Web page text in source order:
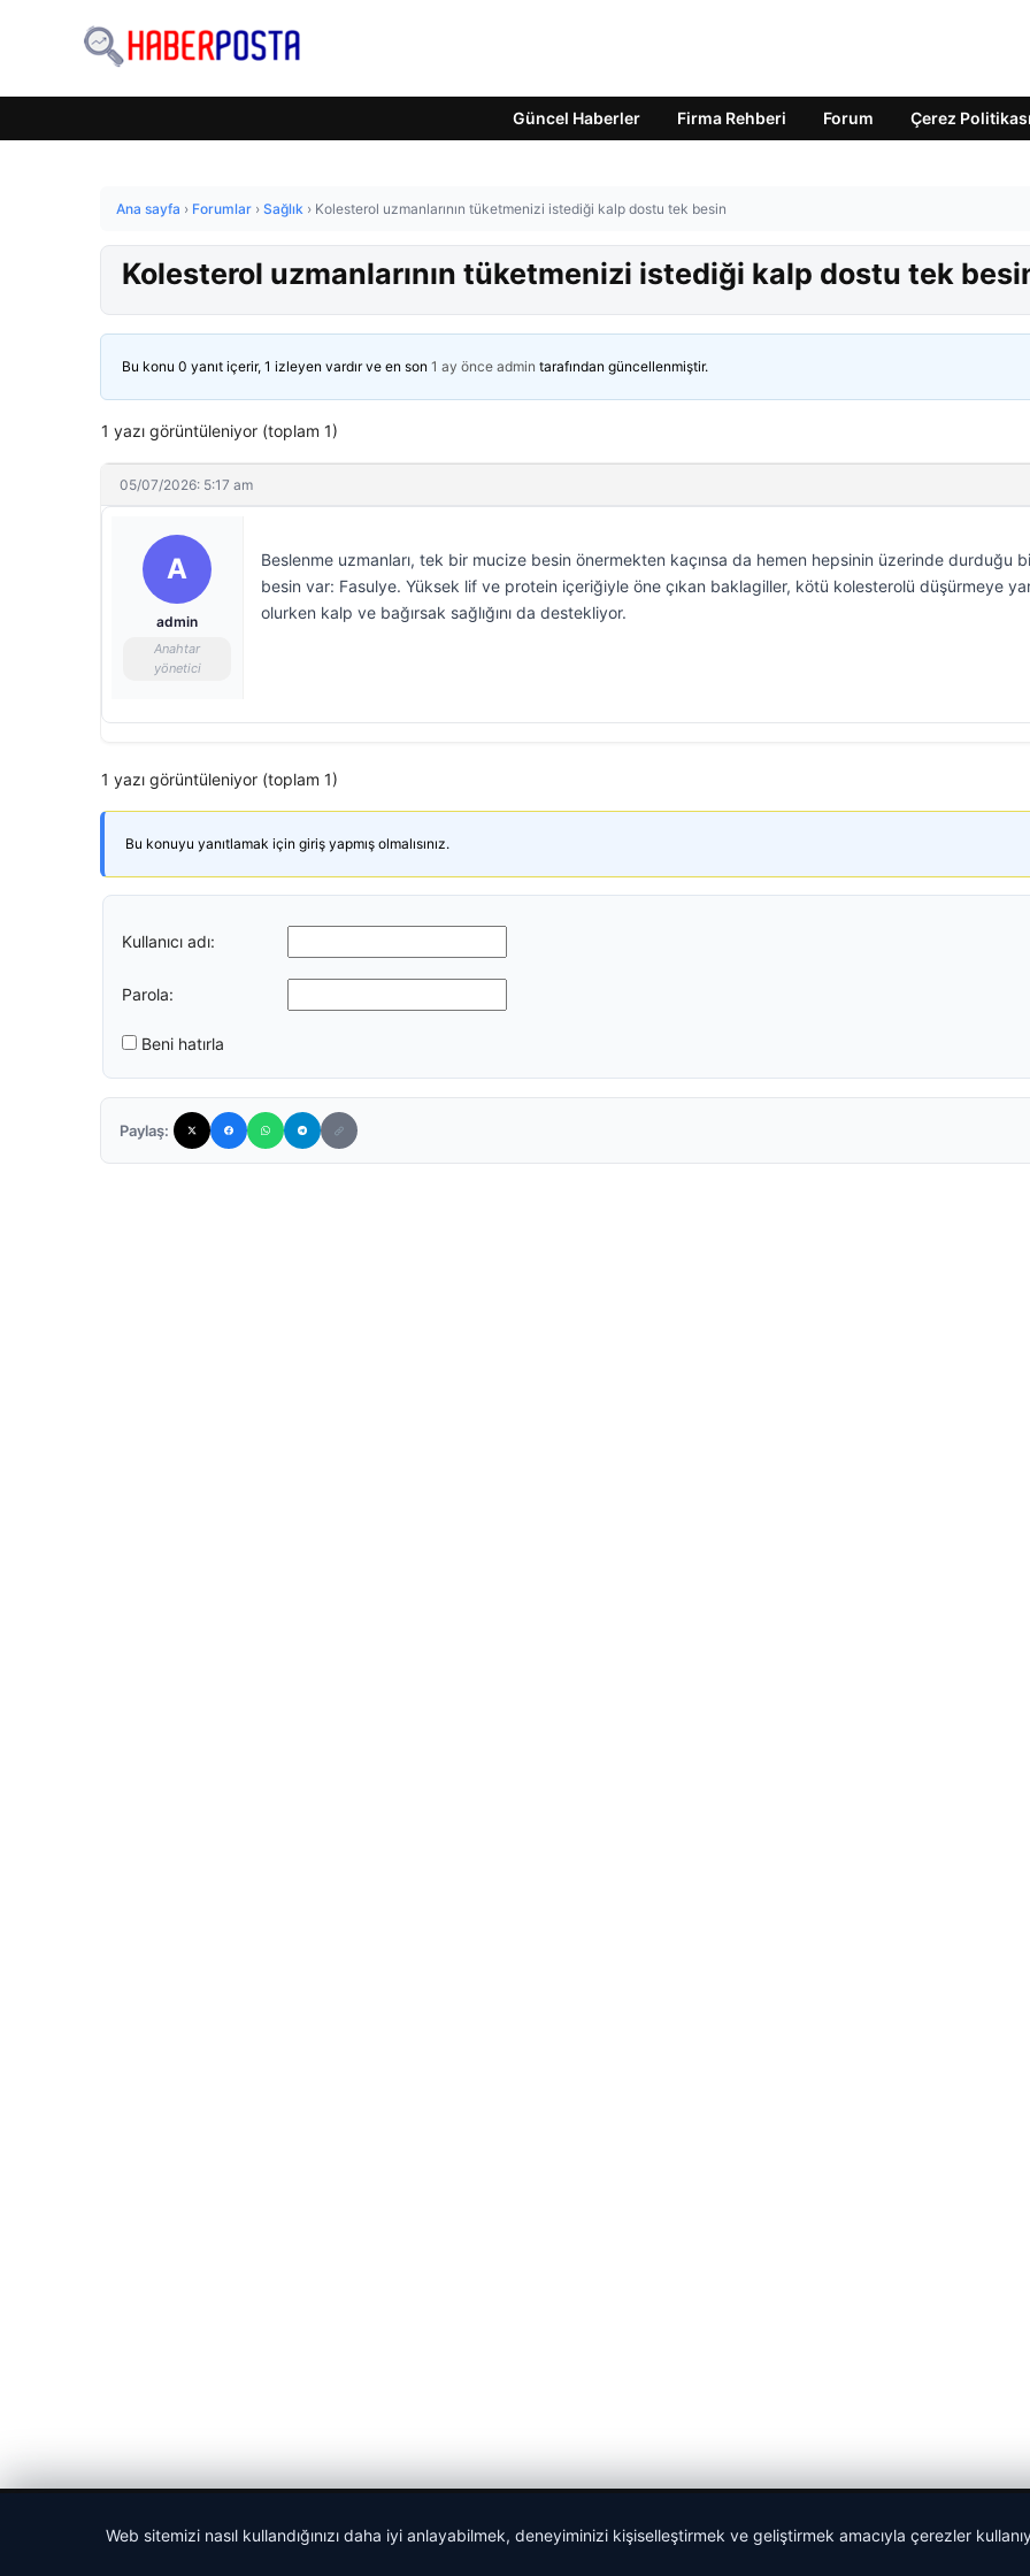
Güncel Haberler Firma Rehberi Forum Çerez Politikası
Ana sayfa › Forumlar › Sağlık › Kolesterol uzmanlarının tüketmenizi istediği kalp dostu tek besin
Kolesterol uzmanlarının tüketmenizi istediği kalp dostu tek
Bu konu 0 yanıt içerir, 1 izleyen vardır ve en son 1 ay önce admin tarafından güncellenmiştir.
1 yazı görüntüleniyor (toplam 1)
05/07/2026: 5:17 am
A
admin
Anahtar
yönetici
Beslenme uzmanları, tek bir mucize besin önermekten kaçınsa da hemen hepsinin üzerinde durduğu
besin var: Fasulye. Yüksek lif ve protein içeriğiyle öne çıkan baklagiller, kötü kolesterolü düşürmeye
olurken kalp ve bağırsak sağlığını da destekliyor.
1 yazı görüntüleniyor (toplam 1)
Bu konuyu yanıtlamak için giriş yapmış olmalısınız.
Kullanıcı adı:
Parola:
Beni hatırla
Paylaş:
Web sitemizi nasıl kullandığınızı daha iyi anlayabilmek, deneyiminizi kişiselleştirmek ve geliştirmek amacıyla çerezler